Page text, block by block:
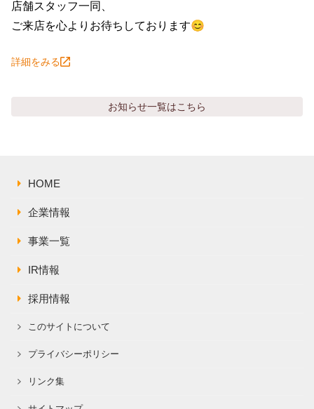
華花
決算説明資料
株価情報
電子公告
店舗スタッフ一同、
ご来店を心よりお待ちしております😊
詳細をみる
お知らせ一覧はこちら
HOME
企業情報
事業一覧
IR情報
採用情報
このサイトについて
プライバシーポリシー
リンク集